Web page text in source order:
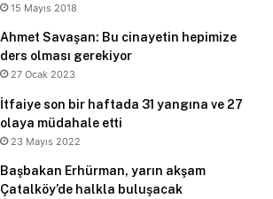
15 Mayıs 2018
Ahmet Savaşan: Bu cinayetin hepimize
ders olması gerekiyor
27 Ocak 2023
İtfaiye son bir haftada 31 yangına ve 27
olaya müdahale etti
23 Mayıs 2022
Başbakan Erhürman, yarın akşam
Çatalköy’de halkla buluşacak